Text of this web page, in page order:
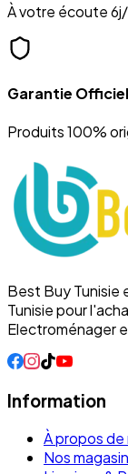
À votre écoute
Garantie
Produits 100%
Best Buy Tunisie
Tunisie pour
Electroménager
Information
À propos de
Nos